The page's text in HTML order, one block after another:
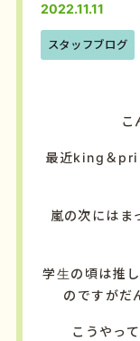
2022.11.11
スタッフブログ
こ
最近king＆
嵐の次にはま
学生の頃は推
のですがだ
こうやっ